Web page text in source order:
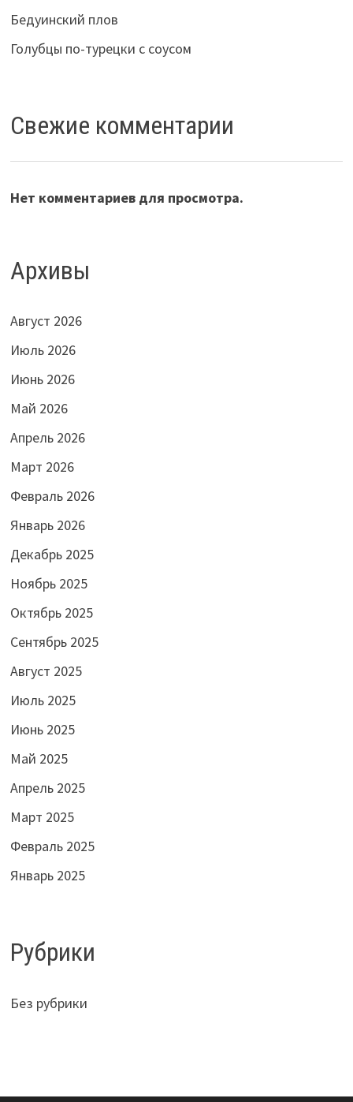
Бедуинский плов
Голубцы по-турецки с соусом
Свежие комментарии
Нет комментариев для просмотра.
Архивы
Август 2026
Июль 2026
Июнь 2026
Май 2026
Апрель 2026
Март 2026
Февраль 2026
Январь 2026
Декабрь 2025
Ноябрь 2025
Октябрь 2025
Сентябрь 2025
Август 2025
Июль 2025
Июнь 2025
Май 2025
Апрель 2025
Март 2025
Февраль 2025
Январь 2025
Рубрики
Без рубрики